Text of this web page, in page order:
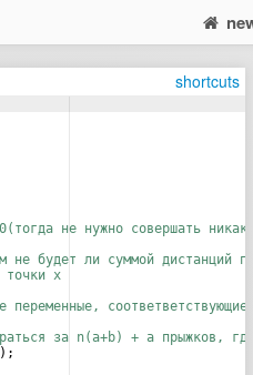
shortcuts
не нужно совершать
не будет ли суммой дистанций
точки x
за n(a+b) + a прыжков, где
) ;